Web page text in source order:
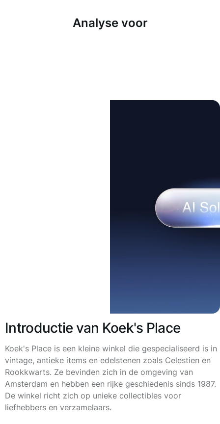
Analyse voor
Introductie van Koek's Place
Koek's Place is een kleine winkel die gespecialiseerd is in
vintage, antieke items en edelstenen zoals Celestien en
Rookkwarts. Ze bevinden zich in de omgeving van
Amsterdam en hebben een rijke geschiedenis sinds 1987.
De winkel richt zich op unieke collectibles voor
liefhebbers en verzamelaars.